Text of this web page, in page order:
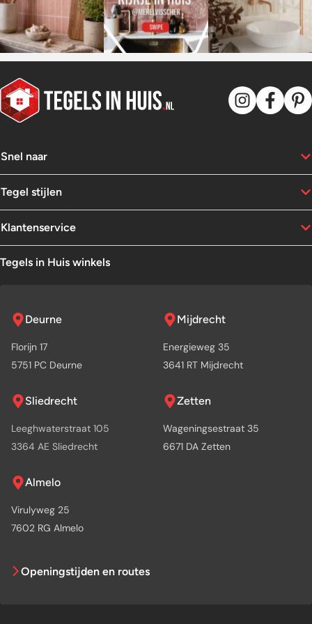
Snel naar
Tegel stijlen
Klantenservice
Tegels in Huis winkels
Deurne
Florijn 17
5751 PC Deurne
Mijdrecht
Energieweg 35
3641 RT Mijdrecht
Sliedrecht
Leeghwaterstraat 105
3364 AE Sliedrecht
Zetten
Wageningsestraat 35
6671 DA Zetten
Almelo
Virulyweg 25
7602 RG Almelo
Openingstijden en routes